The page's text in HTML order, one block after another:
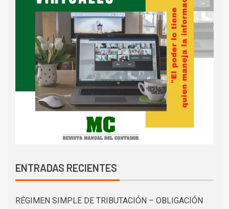
ENTRADAS RECIENTES
RÉGIMEN SIMPLE DE TRIBUTACIÓN – OBLIGACIÓN